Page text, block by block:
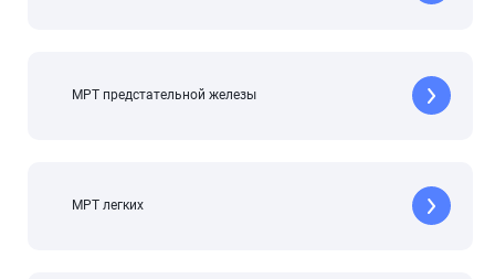
МРТ предстательной железы
МРТ легких